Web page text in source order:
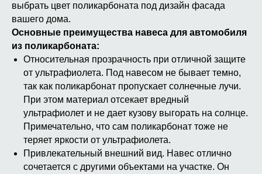
выбрать цвет поликарбоната под дизайн фасада
вашего дома.
Основные преимущества навеса для автомобиля
из поликарбоната:
Относительная прозрачность при отличной защите
от ультрафиолета. Под навесом не бывает темно,
так как поликарбонат пропускает солнечные лучи.
При этом материал отсекает вредный
ультрафиолет и не дает кузову выгорать на солнце.
Примечательно, что сам поликарбонат тоже не
теряет яркости от ультрафиолета.
Привлекательный внешний вид. Навес отлично
сочетается с другими объектами на участке. Он